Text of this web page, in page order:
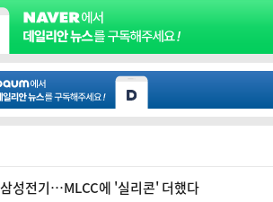
성전기…MLCC에 '실리콘' 더했다